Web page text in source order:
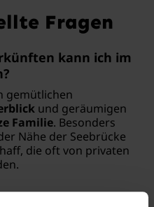
Fragen
kann ich im
gemütlichen
und geräumigen
Familie. Besonders
Nähe der Seebrücke
die oft von privaten